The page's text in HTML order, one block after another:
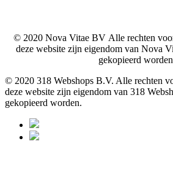
© 2020 Nova Vitae BV Alle rechten
deze website zijn eigendom van Nova
gekopieerd
© 2020 318 Webshops B.V. Alle rechten
deze website zijn eigendom van 318
gekopieerd worden.